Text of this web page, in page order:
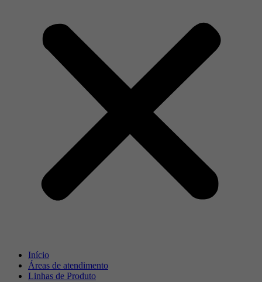
Início
Áreas de atendimento
Linhas de Produto